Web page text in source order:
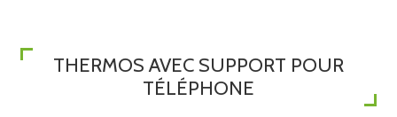
THERMOS AVEC SUPPORT POUR
TÉLÉPHONE